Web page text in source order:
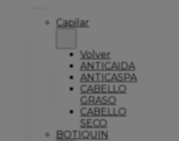
Capilar
Volver
ANTICAIDA
ANTICASPA
CABELLO
GRASO
CABELLO
SECO
BOTIQUIN